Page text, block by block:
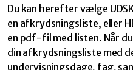
Du kan herefter vælge
en afkrydsningsliste, eller
en pdf-fil med listen. Når
din afkrydsningsliste med
undervisningsdage, fag,